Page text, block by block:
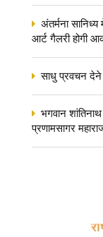
अंतर्मना
आर्ट गैलरी होगी
साधु प्रवचन
भगवान
प्रणामसागर